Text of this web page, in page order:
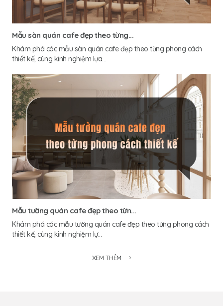
Mẫu sàn quán cafe đẹp theo từng...
Khám phá các mẫu sàn quán cafe đẹp theo từng phong cách
thiết kế, cùng kinh nghiệm lựa...
Mẫu tường quán cafe đẹp theo từn...
Khám phá các mẫu tường quán cafe đẹp theo từng phong cách
thiết kế, cùng kinh nghiệm lự...
XEM THÊM